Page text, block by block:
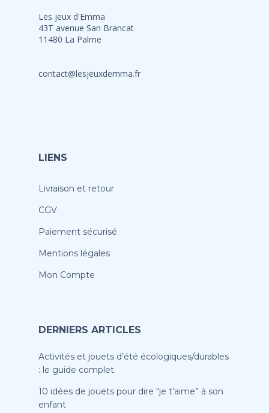
Les jeux d'Emma
43T avenue San Brancat
11480 La Palme
contact@lesjeuxdemma.fr
LIENS
Livraison et retour
CGV
Paiement sécurisé
Mentions légales
Mon Compte
DERNIERS ARTICLES
Activités et jouets d’été écologiques/durables
: le guide complet
10 idées de jouets pour dire “je t’aime” à son
enfant